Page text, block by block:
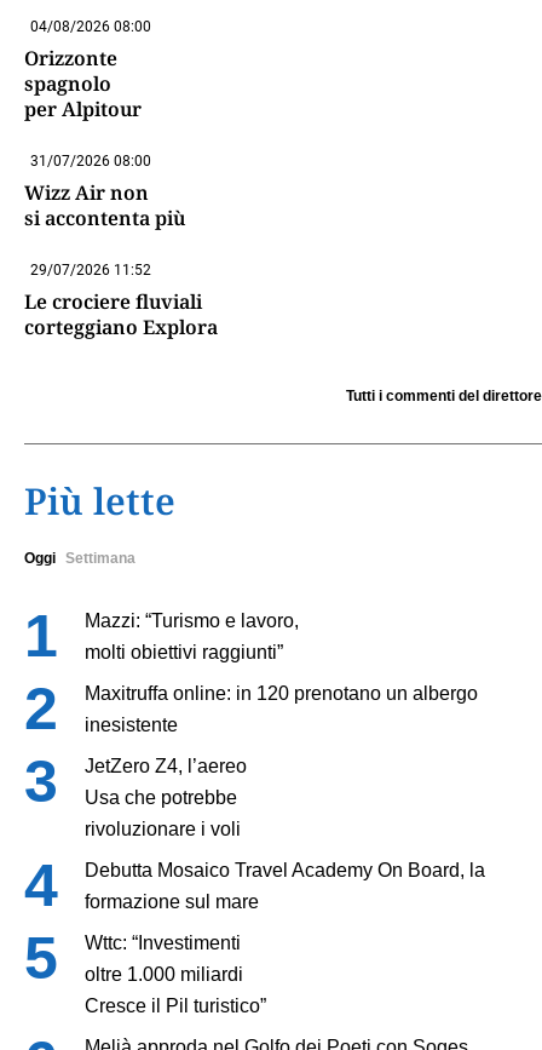
04/08/2026 08:00
Orizzonte
spagnolo
per Alpitour
31/07/2026 08:00
Wizz Air non
si accontenta più
29/07/2026 11:52
Le crociere fluviali
corteggiano Explora
Tutti i commenti del direttore
Più lette
Oggi Settimana
Mazzi: “Turismo e lavoro,
molti obiettivi raggiunti”
Maxitruffa online: in 120 prenotano un albergo
inesistente
JetZero Z4, l’aereo
Usa che potrebbe
rivoluzionare i voli
Debutta Mosaico Travel Academy On Board, la
formazione sul mare
Wttc: “Investimenti
oltre 1.000 miliardi
Cresce il Pil turistico”